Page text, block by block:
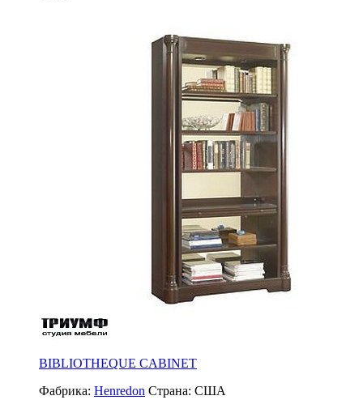
BIBLIOTHEQUE CABINET
Фабрика: Henredon Страна: США